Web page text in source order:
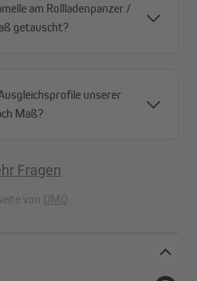
sondern auch länger als
am Rollladenpanzer /
getauscht?
unserer
Maß?
Fragen
von OMQ